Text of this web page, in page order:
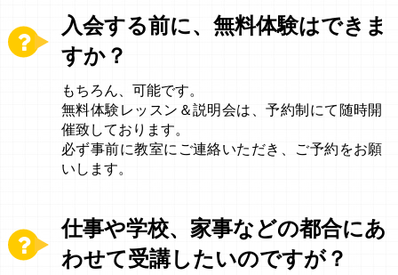
入会する前に、無料体験はできま
すか？
もちろん、可能です。
無料体験レッスン＆説明会は、予約制にて随時開
催致しております。
必ず事前に教室にご連絡いただき、ご予約をお願
いします。
仕事や学校、家事などの都合にあ
わせて受講したいのですが？